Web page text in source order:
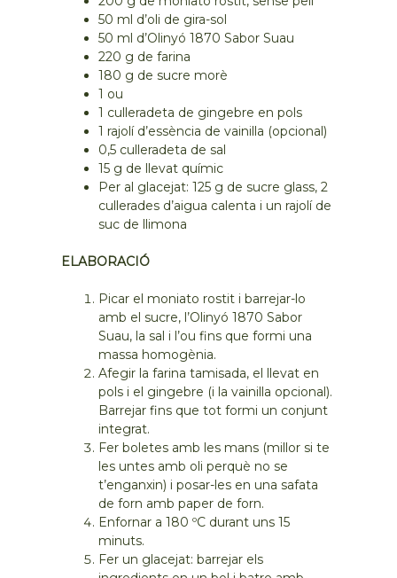
50 ml d’oli de gira-sol
50 ml d’Olinyó 1870 Sabor Suau
220 g de farina
180 g de sucre morè
1 ou
1 culleradeta de gingebre en pols
1 rajolí d’essència de vainilla (opcional)
0,5 culleradeta de sal
15 g de llevat químic
Per al glacejat: 125 g de sucre glass, 2
cullerades d’aigua calenta i un rajolí de
suc de llimona
ELABORACIÓ
Picar el moniato rostit i barrejar-lo
amb el sucre, l’Olinyó 1870 Sabor
Suau, la sal i l’ou fins que formi una
massa homogènia.
Afegir la farina tamisada, el llevat en
pols i el gingebre (i la vainilla opcional).
Barrejar fins que tot formi un conjunt
integrat.
Fer boletes amb les mans (millor si te
les untes amb oli perquè no se
t’enganxin) i posar-les en una safata
de forn amb paper de forn.
Enfornar a 180 ºC durant uns 15
minuts.
Fer un glacejat: barrejar els